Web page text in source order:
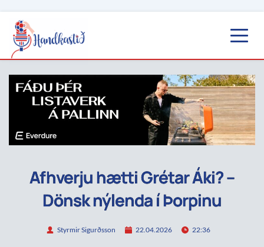
Afhverju hætti Grétar Áki? –
Dönsk nýlenda í Þorpinu
Styrmir Sigurðsson 22.04.2026 22:36